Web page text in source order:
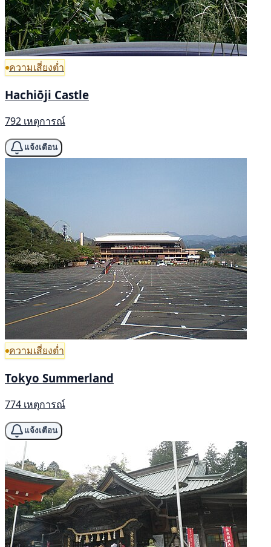
ความเสี่ยงต่ำ
Hachiōji Castle
792 เหตุการณ์
แจ้งเตือน
ความเสี่ยงต่ำ
Tokyo Summerland
774 เหตุการณ์
แจ้งเตือน